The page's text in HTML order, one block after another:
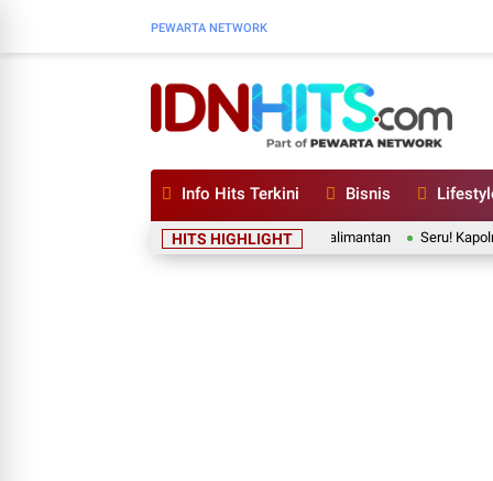
PEWARTA NETWORK
Info Hits Terkini Bisnis
HITS HIGHLIGHT
yang Pernah Mondok di Ponpes Kalimantan Seru! Kapolri Listyo